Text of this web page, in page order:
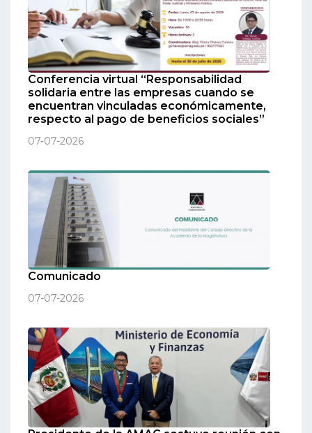
Conferencia virtual “Responsabilidad
solidaria entre las empresas cuando se
encuentran vinculadas económicamente,
respecto al pago de beneficios sociales”
07-07-2026
Comunicado
07-07-2026